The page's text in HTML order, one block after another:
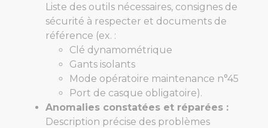
Liste des outils nécessaires, consignes de
sécurité à respecter et documents de
référence (ex. :
Clé dynamométrique
Gants isolants
Mode opératoire maintenance n°45
Port de casque obligatoire).
Anomalies constatées et réparées :
Description précise des problèmes